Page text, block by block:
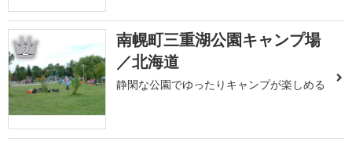
2
南幌町三重湖公園キャンプ場
／北海道
静閑な公園でゆったりキャンプが楽しめる